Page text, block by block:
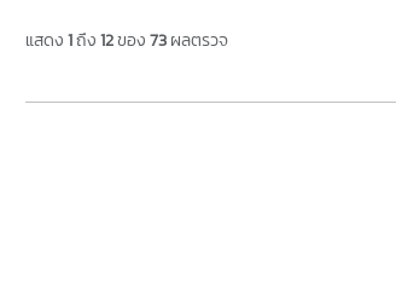
แสดง1ถึง12ของ73ผลตรวจ